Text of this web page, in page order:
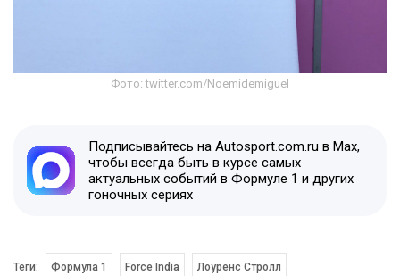
Фото: twitter.com/Noemidemiguel
Подписывайтесь на Autosport.com.ru в Max,
чтобы всегда быть в курсе самых
актуальных событий в Формуле 1 и других
гоночных сериях
Теги: Формула 1 Force India Лоуренс Стролл